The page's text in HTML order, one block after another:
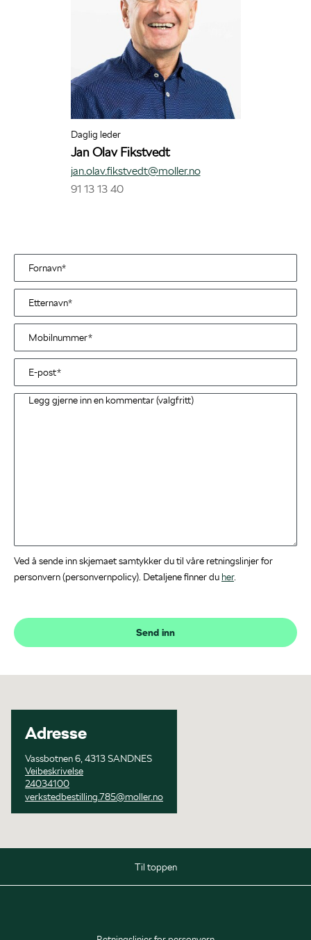
Daglig leder
Jan Olav Fikstvedt
jan.olav.fikstvedt@moller.no
91 13 13 40
Ved å sende inn skjemaet samtykker du til våre retningslinjer for
personvern (personvernpolicy). Detaljene finner du her.
Send inn
Adresse
Vassbotnen 6, 4313 SANDNES
Veibeskrivelse
24034100
verkstedbestilling.785@moller.no
Til toppen